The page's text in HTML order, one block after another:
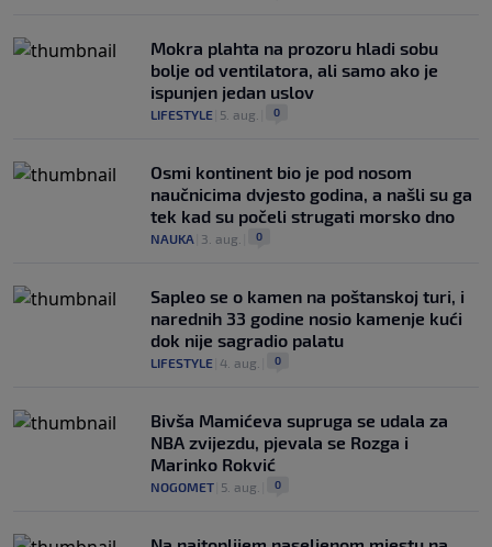
Mokra plahta na prozoru hladi sobu
bolje od ventilatora, ali samo ako je
ispunjen jedan uslov
LIFESTYLE 5. aug. 0
Osmi kontinent bio je pod nosom
naučnicima dvjesto godina, a našli su ga
tek kad su počeli strugati morsko dno
NAUKA 3. aug. 0
Saplео se o kamen na poštanskoj turi, i
narednih 33 godine nosio kamenje kući
dok nije sagradio palatu
LIFESTYLE 4. aug. 0
Bivša Mamićeva supruga se udala za
NBA zvijezdu, pjevala se Rozga i
Marinko Rokvić
NOGOMET 5. aug. 0